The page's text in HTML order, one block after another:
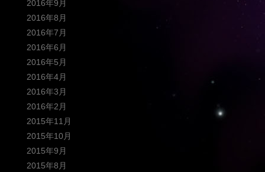
2016年9月
2016年8月
2016年7月
2016年6月
2016年5月
2016年4月
2016年3月
2016年2月
2015年11月
2015年10月
2015年9月
2015年8月